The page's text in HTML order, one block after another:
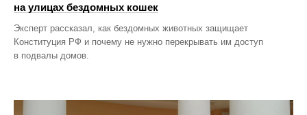
на улицах бездомных кошек
Эксперт рассказал, как бездомных животных защищает
Конституция РФ и почему не нужно перекрывать им доступ
в подвалы домов.